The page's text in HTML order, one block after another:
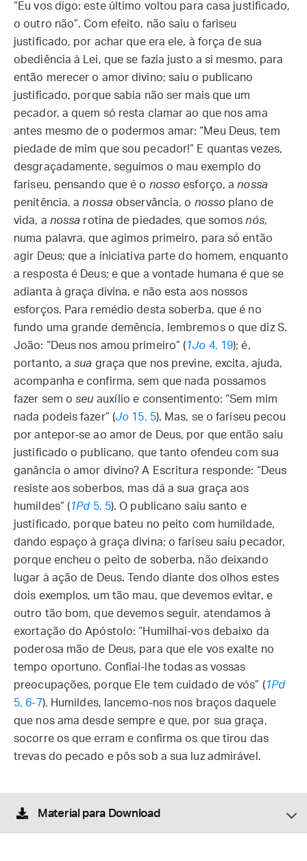
“Eu vos digo: este último voltou para casa justificado,
o outro não”. Com efeito, não saiu o fariseu
justificado, por achar que era ele, à força de sua
obediência à Lei, que se fazia justo a si mesmo, para
então merecer o amor divino; saiu o publicano
justificado, porque sabia não ser mais que um
pecador, a quem só resta clamar ao que nos ama
antes mesmo de o podermos amar: “Meu Deus, tem
piedade de mim que sou pecador!” E quantas vezes,
desgraçadamente, seguimos o mau exemplo do
fariseu, pensando que é o nosso esforço, anossa
penitência, anossaobservância, o nosso plano de
vida, a nossa rotina de piedades, que somosnós,
numa palavra, que agimos primeiro, para só então
agir Deus; que a iniciativa parte do homem, enquanto
a resposta é Deus; e que a vontade humana é que se
adianta à graça divina, e não esta aos nossos
esforços. Para remédio desta soberba, que é no
fundo uma grande demência, lembremos o que diz S.
João: “Deus nos amou primeiro” (1Jo 4, 19); é,
portanto, asua graça que nos previne, excita, ajuda,
acompanha e confirma, sem que nada possamos
fazer sem oseu auxílio e consentimento: “Sem mim
nada podeis fazer” (Jo 15, 5). Mas, se o fariseu pecou
por antepor-se ao amor de Deus, por que então saiu
justificado o publicano, que tanto ofendeu com sua
ganância o amor divino? A Escritura responde: “Deus
resiste aos soberbos, mas dá a sua graça aos
humildes” (1Pd 5, 5). O publicano saiu santo e
justificado, porque bateu no peito com humildade,
dando espaço à graça divina; o fariseu saiu pecador,
porque encheu o peito de soberba, não deixando
lugar à ação de Deus. Tendo diante dos olhos estes
dois exemplos, um tão mau, que devemos evitar, e
outro tão bom, que devemos seguir, atendamos à
exortação do Apóstolo: “Humilhai-vos debaixo da
poderosa mão de Deus, para que ele vos exalte no
tempo oportuno. Confiai-lhe todas as vossas
preocupações, porque Ele tem cuidado de vós” (1Pd
5, 6-7). Humildes, lancemo-nos nos braços daquele
que nos ama desde sempre e que, por sua graça,
socorre os que erram e confirma os que tirou das
trevas do pecado e pôs sob a sua luz admirável.
Material para Download